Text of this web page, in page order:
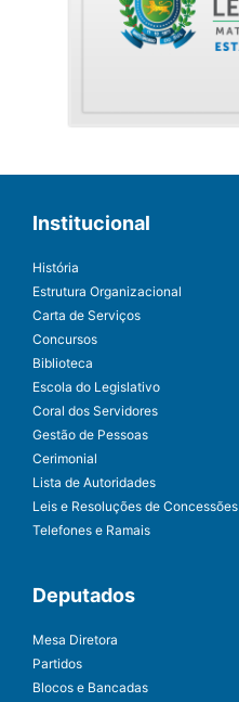
Institucional
História
Estrutura Organizacional
Carta de Serviços
Concursos
Biblioteca
Escola do Legislativo
Coral dos Servidores
Gestão de Pessoas
Cerimonial
Lista de Autoridades
Leis e Resoluções de Concessões
Telefones e Ramais
Deputados
Mesa Diretora
Partidos
Blocos e Bancadas